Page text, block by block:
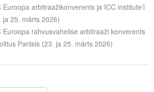
arbitraažikonverents ja ICC institute’i
ja 25. märts 2026)
Euroopa rahvusvahelise arbitraaži konverents
Pariisis (23. ja 25. märts 2026)